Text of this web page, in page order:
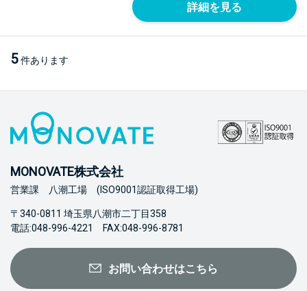
詳細を見る
5 件あります
MONOVATE株式会社
営業課 八潮工場 (ISO9001認証取得工場)
〒340-0811 埼玉県八潮市二丁目358
電話:048-996-4221 FAX:048-996-8781
お問い合わせはこちら